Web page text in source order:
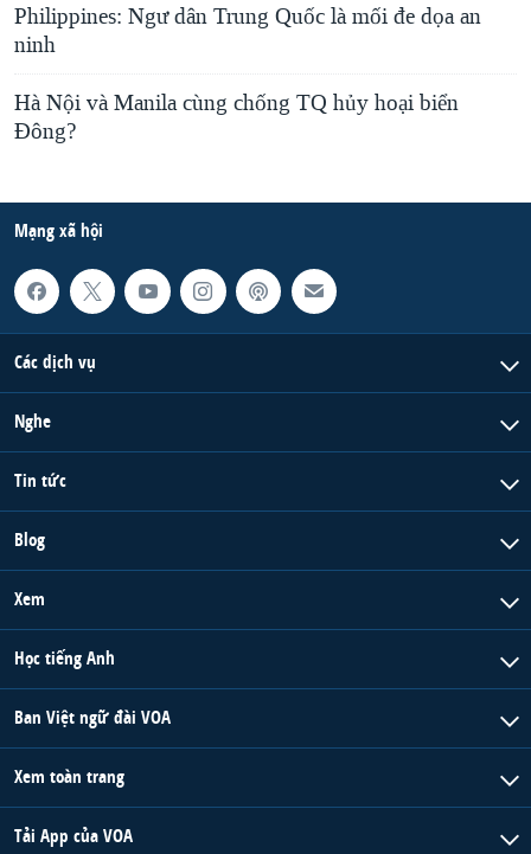
Philippines: Ngư dân Trung Quốc là mối đe dọa an
ninh
Hà Nội và Manila cùng chống TQ hủy hoại biển
Đông?
Mạng xã hội
Các dịch vụ
Nghe
Tin tức
Blog
Xem
Học tiếng Anh
Ban Việt ngữ đài VOA
Xem toàn trang
Tải App của VOA